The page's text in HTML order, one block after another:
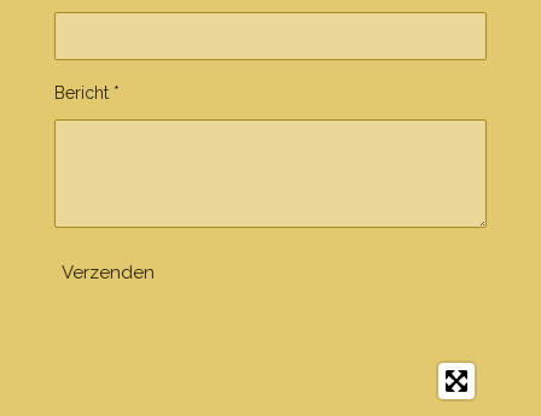
Bericht *
Verzenden